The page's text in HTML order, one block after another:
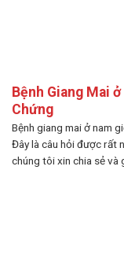
Bệnh Giang Mai
Chứng
Bệnh giang mai ở nam
Đây là câu hỏi được rất
chúng tôi xin chia sẻ và